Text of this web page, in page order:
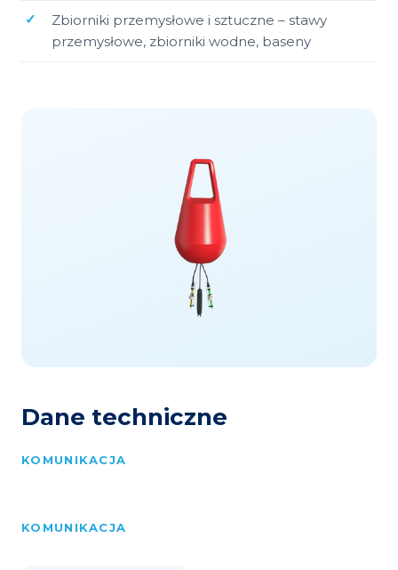
Zbiorniki przemysłowe i sztuczne – stawy
przemysłowe, zbiorniki wodne, baseny
Dane techniczne
KOMUNIKACJA
KOMUNIKACJA